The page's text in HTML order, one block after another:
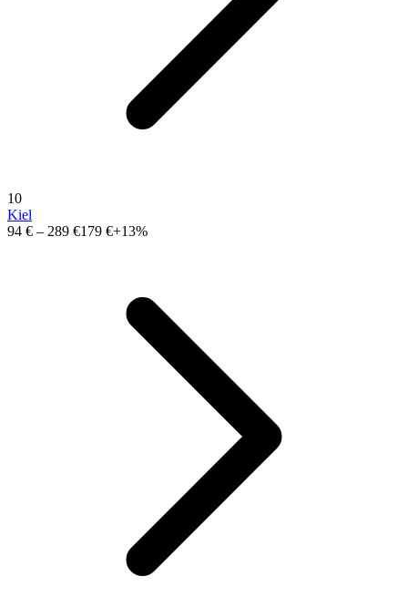
10
Kiel
94 € – 289 €179 €+13%